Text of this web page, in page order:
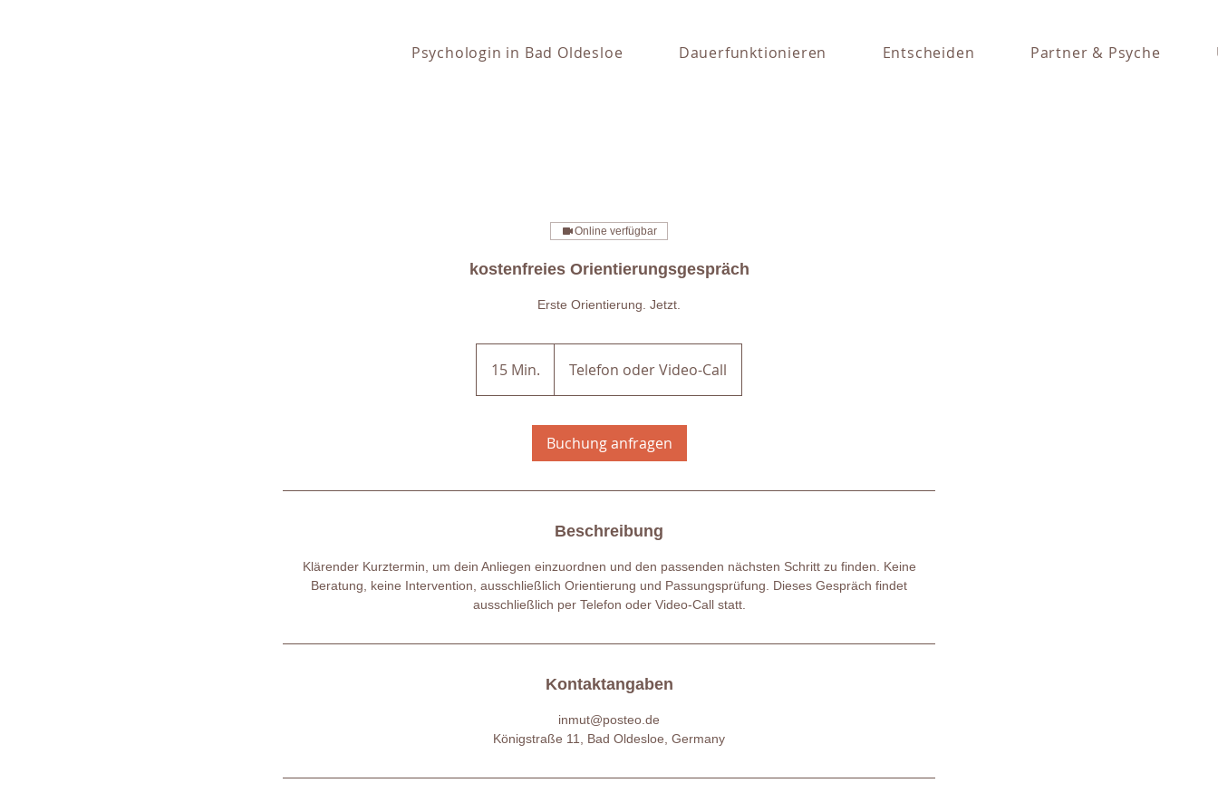
Psychologin in Bad Oldesloe Dauerfunktionieren Entscheiden Partner & Psyche
Online verfügbar
kostenfreies Orientierungsgespräch
Erste Orientierung. Jetzt.
15 Min.
5
n
Telefon oder Video-Call
Buchung anfragen
Beschreibung
Klärender Kurztermin, um dein Anliegen einzuordnen und den passenden nächsten Schritt zu finden. Keine
Beratung, keine Intervention, ausschließlich Orientierung und Passungsprüfung. Dieses Gespräch findet
ausschließlich per Telefon oder Video-Call statt.
Kontaktangaben
inmut@posteo.de
Königstraße 11, Bad Oldesloe, Germany